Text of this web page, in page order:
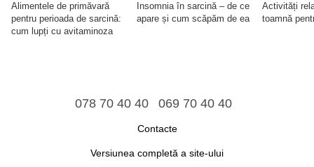
Alimentele de primăvară
pentru perioada de sarcină:
cum lupți cu avitaminoza
Insomnia în sarcină – de ce
apare și cum scăpăm de ea
Activități
toamnă
078 70 40 40 069 70 40 40
Contacte
Versiunea completă a site-ului